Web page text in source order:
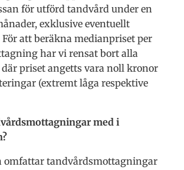
för utförd tandvård under en
exklusive eventuellt
att beräkna medianpriset per
har vi rensat bort alla
priset angetts vara noll kronor
(extremt låga respektive
med i
omfattar tandvårdsmottagningar